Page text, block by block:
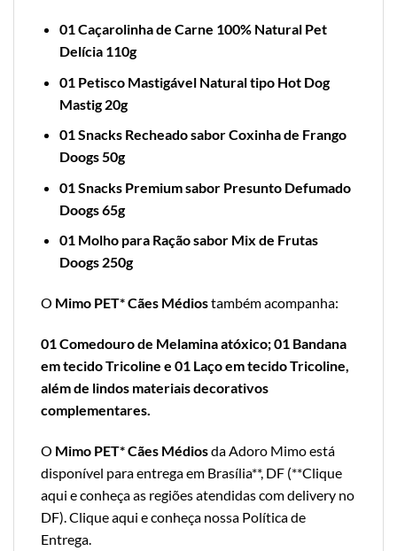
01 Caçarolinha de Carne 100% Natural Pet
Delícia 110g
01 Petisco Mastigável Natural tipo Hot Dog
Mastig 20g
01 Snacks Recheado sabor Coxinha de Frango
Doogs 50g
01 Snacks Premium sabor Presunto Defumado
Doogs 65g
01 Molho para Ração sabor Mix de Frutas
Doogs 250g
O Mimo PET* Cães Médiostambém acompanha:
01 Comedouro de Melamina atóxico; 01 Bandana
em tecido Tricoline e 01 Laço em tecido Tricoline,
além de lindos materiais decorativos
complementares.
O Mimo PET* Cães Médiosda Adoro Mimo está
disponível para entrega em Brasília**, DF (**Clique
aqui e conheça as regiões atendidas com delivery no
DF).Clique aqui e conheça nossa Política de
Entrega.